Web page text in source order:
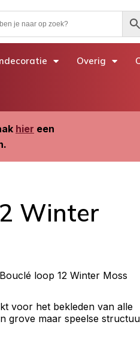
Overig
hier een
Winter
loop 12 Winter Moss
voor het bekleden van alle
grove maar speelse